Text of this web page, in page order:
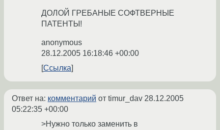
ДОЛОЙ ГРЕБАНЫЕ СОФТВЕРНЫЕ
ПАТЕНТЫ!
anonymous
28.12.2005 16:18:46 +00:00
Ссылка
Ответ на: комментарий от timur_dav 28.12.2005
05:22:35 +00:00
>Нужно только заменить в